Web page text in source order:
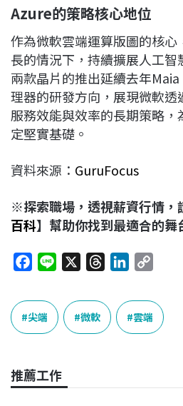
Azure的策略核心地位
作為微軟雲端運算版圖的核心
長的情況下，持續擴展人工
兩款晶片的推出延續去年
理器的研發方向，展現微軟
服務效能與效率的長期策略
定堅實基礎。
資料來源： GuruFocus
※探索職場，透視薪資行情，
百科】幫助你找到最適合的舞
c
e
b
o
k
e
e
a
n
k
e
n
p
L
k
尖端 微軟 雲端
推薦工作